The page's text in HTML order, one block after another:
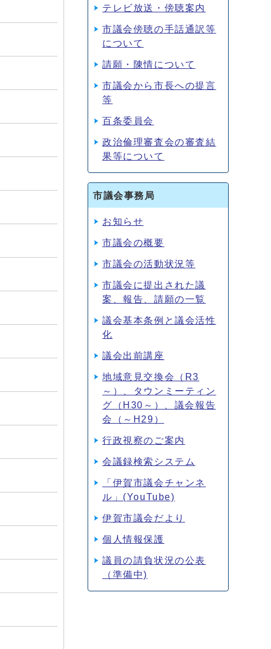
テレビ放送・傍聴案内
市議会傍聴の手話通訳等
について
請願・陳情について
市議会から市長への提言
等
百条委員会
政治倫理審査会の審査結
果等について
市議会事務局
お知らせ
市議会の概要
市議会の活動状況等
市議会に提出された議
案、報告、請願の一覧
議会基本条例と議会活性
化
議会出前講座
地域意見交換会（R3
～）、タウンミーティン
グ（H30～）、議会報告
会（～H29）
行政視察のご案内
会議録検索システム
「伊賀市議会チャンネ
ル」(YouTube)
伊賀市議会だより
個人情報保護
議員の請負状況の公表
（準備中)